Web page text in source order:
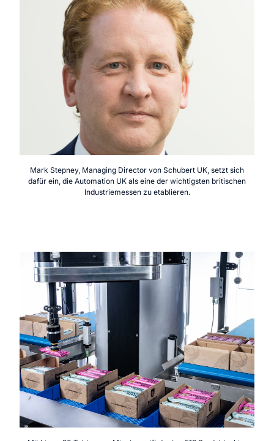
Mark Stepney, Managing Director von Schubert UK, setzt sich
dafür ein, die Automation UK als eine der wichtigsten britischen
Industriemessen zu etablieren.